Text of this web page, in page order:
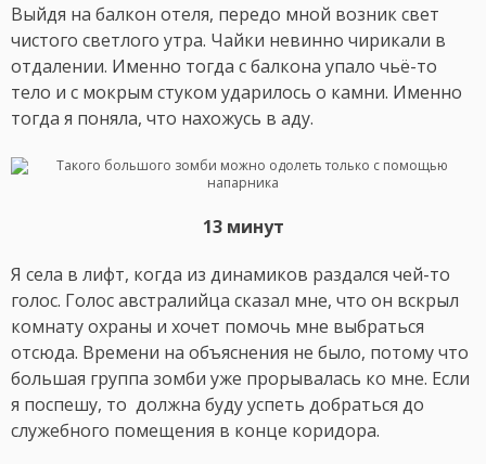
Выйдя на балкон отеля, передо мной возник свет
чистого светлого утра. Чайки невинно чирикали в
отдалении. Именно тогда с балкона упало чьё-то
тело и с мокрым стуком ударилось о камни. Именно
тогда я поняла, что нахожусь в аду.
13 минут
Я села в лифт, когда из динамиков раздался чей-то
голос. Голос австралийца сказал мне, что он вскрыл
комнату охраны и хочет помочь мне выбраться
отсюда. Времени на объяснения не было, потому что
большая группа зомби уже прорывалась ко мне. Если
я поспешу, то должна буду успеть добраться до
служебного помещения в конце коридора.